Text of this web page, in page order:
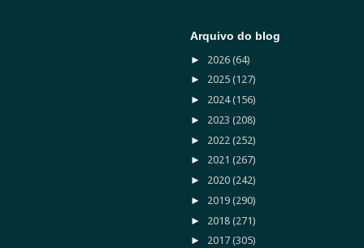
Arquivo do blog
► 2026 (64)
► 2025 (127)
► 2024(156)
► 2023 (208)
► 2022 (252)
► 2021 (267)
► 2020 (242)
► 2019 (290)
► 2018 (271)
► 2017 (305)